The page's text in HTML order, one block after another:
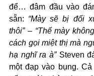
để… đâm đầu vào
sẵn: “Mày sẽ bị đối
thôi” – “Thế mày
cách gọi miệt thị mà
hạ nghĩ ra à” Steven
một đạp vào bụng. Cả